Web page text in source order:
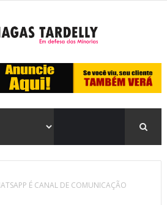
É CANAL DE COMUNICAÇÃO